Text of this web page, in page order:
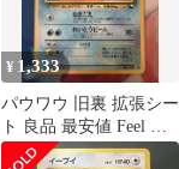
¥ 1,333
パウワウ 旧裏 拡張シー
ト 良品 最安値 Feel ポ
ケモンカード